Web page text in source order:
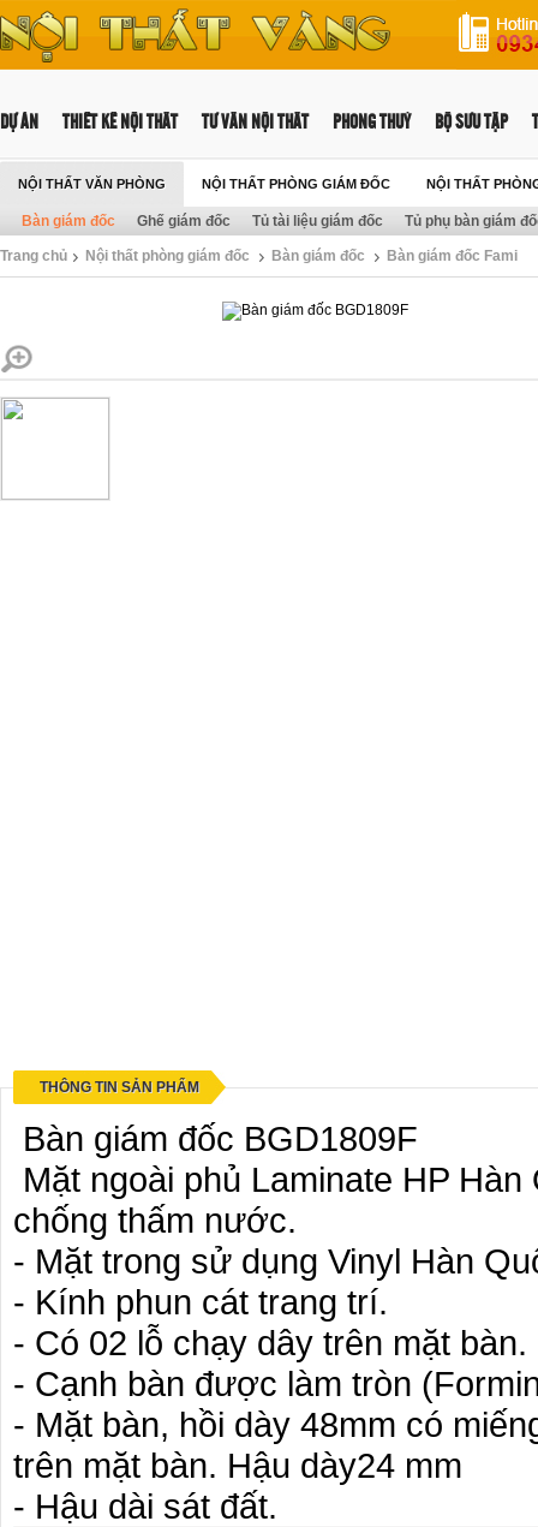
DỰ ÁN THIẾT KẾ NỘI THẤT TƯ VẤN NỘI THẤT PHONG THUỶ BỘ SƯU TẬP
NỘI THẤT VĂN PHÒNG NỘI THẤT PHÒNG GIÁM ĐỐC NỘI THẤT
Bàn giám đốc Ghế giám đốc Tủ tài liệu giám đốc Tủ phụ bàn giám
Trang chủ Nội thất phòng giám đốc Bàn giám đốc Bàn giám đốc Fami
THÔNG TIN SẢN PHẨM
Bàn giám đốc BGD1809F
Mặt ngoài phủ Laminate HP
chống thấm nước.
- Mặt trong sử dụng Vinyl Hàn
- Kính phun cát trang trí.
- Có 02 lỗ chạy dây trên mặt bàn.
- Cạnh bàn được làm tròn
- Mặt bàn, hồi dày 48mm có
trên mặt bàn. Hậu dày24 mm
- Hậu dài sát đất.